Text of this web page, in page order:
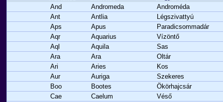
And Andromeda
Androméda
Ant
Antlia
Légszivattyú
Aps
Apus
Paradicsommadár
Aqr
Aquarius
Vízöntő
Aql
Aquila
Sas
Ara
Ara
Oltár
Ari
Aries
Kos
Aur
Auriga
Szekeres
Boo
Bootes
Ökörhajcsár
Cae
Caelum
Véső